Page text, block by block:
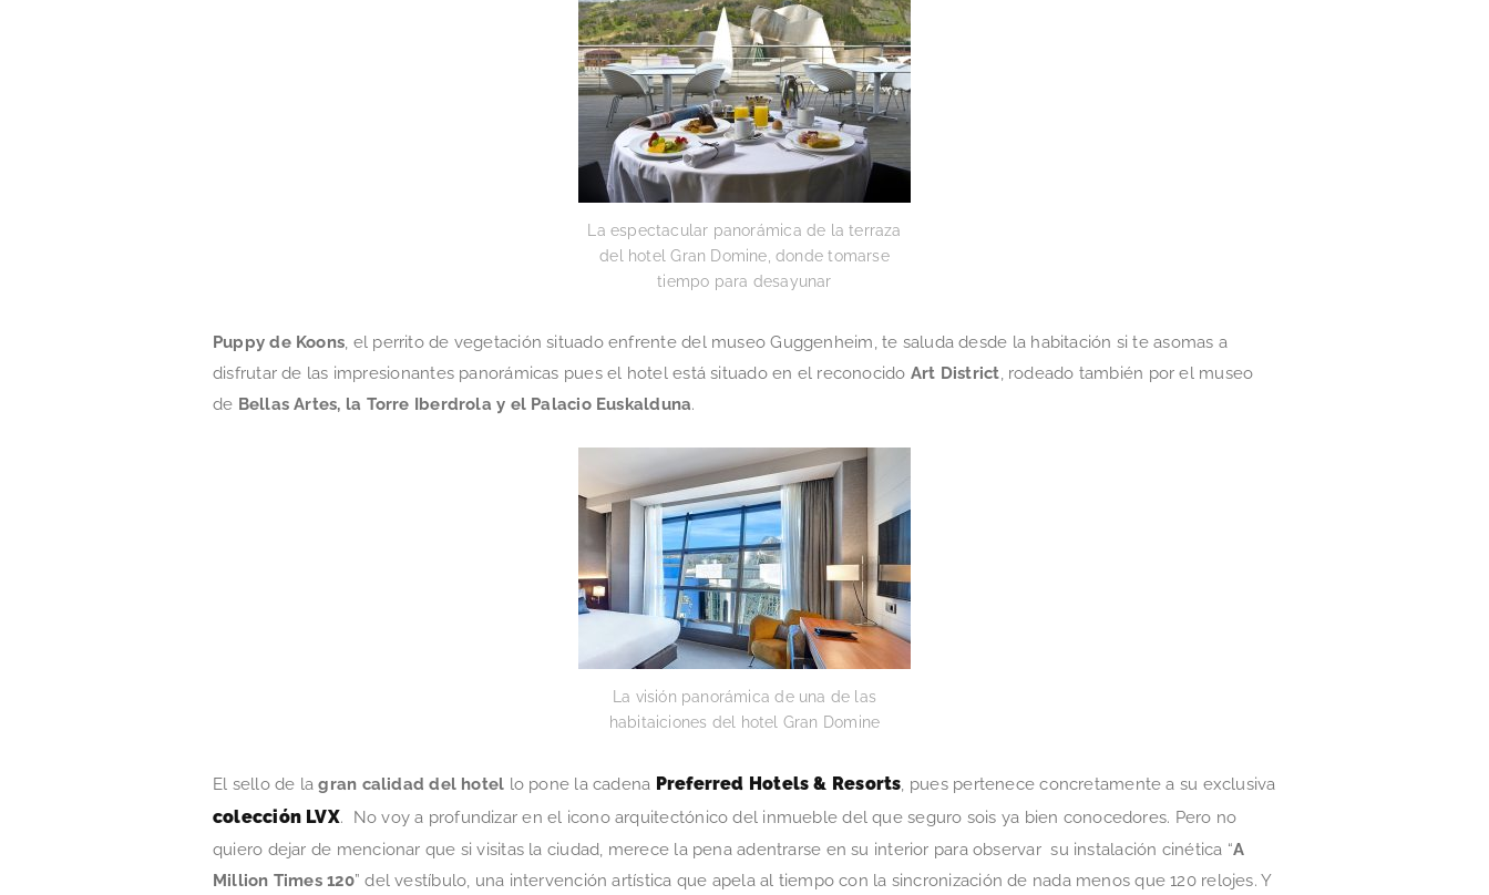
La espectacular panorámica de la terraza
del hotel Gran Domine, donde tomarse
tiempo para desayunar
Puppy de Koons, el perrito de vegetación situado enfrente del museo Guggenheim, te saluda desde la habitación si te asomas a
disfrutar de las impresionantes panorámicas pues el hotel está situado en el reconocido Art District, rodeado también por el museo
de Bellas Artes, la Torre Iberdrola y el Palacio Euskalduna.
La visión panorámica de una de las
habitaiciones del hotel Gran Domine
El sello de lagran calidad del hotel lo pone la cadena Preferred Hotels & Resorts, pues pertenece concretamente a su exclusiva
colección LVX. No voy a profundizar en el icono arquitectónico del inmueble del que seguro sois ya bien conocedores. Pero no
quiero dejar de mencionar que si visitas la ciudad, merece la pena adentrarse en su interior para observar su instalación cinética “A
Million Times 120” del vestíbulo, una intervención artística que apela al tiempo con la sincronización de nada menos que 120 relojes. Y